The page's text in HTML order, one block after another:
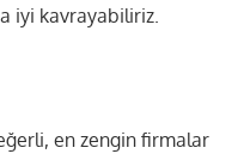
iyi kavrayabiliriz.
en zengin firmalar